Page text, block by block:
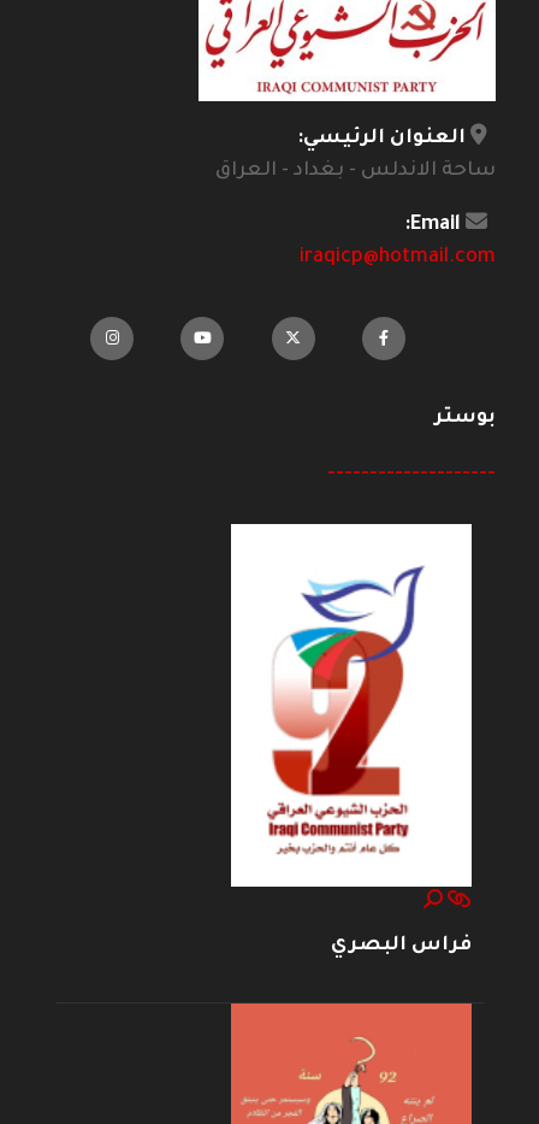
العنوان الرئيسي:
ساحة الاندلس - بغداد - العراق
Email:
iraqicp@hotmail.com
بوستر
--------------------
فراس البصري